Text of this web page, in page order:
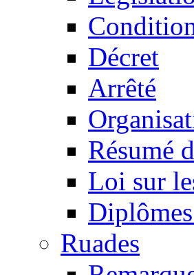
Décret
Arrêté
Résumé
Loi sur
Ruades